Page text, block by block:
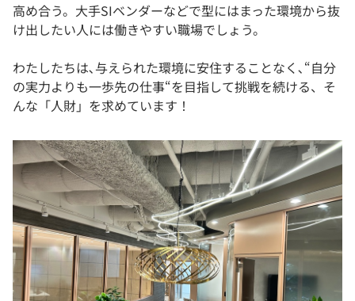
高め合う。大手SIベンダーなどで型にはまった環境から抜
け出したい人には働きやすい職場でしょう。
わたしたちは､与えられた環境に安住することなく､“自分
の実力よりも一歩先の仕事“を目指して挑戦を続ける、そ
んな「人財」を求めています！